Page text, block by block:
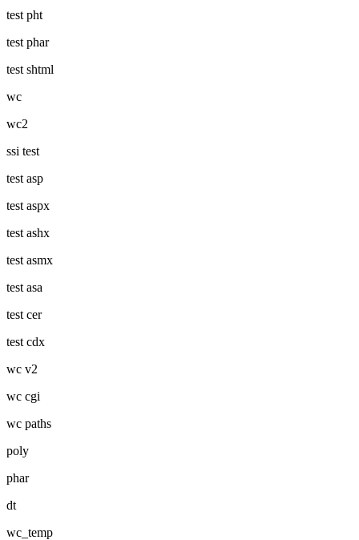
test pht
test phar
test shtml
wc
wc2
ssi test
test asp
test aspx
test ashx
test asmx
test asa
test cer
test cdx
wc v2
wc cgi
wc paths
poly
phar
dt
wc_temp